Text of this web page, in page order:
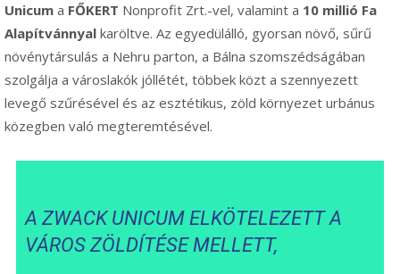
Unicum a FŐKERT Nonprofit Zrt.-vel, valamint a 10 millió Fa
Alapítvánnyal karöltve. Az egyedülálló, gyorsan növő, sűrű
növénytársulás a Nehru parton, a Bálna szomszédságában
szolgálja a városlakók jóllétét, többek közt a szennyezett
levegő szűrésével és az esztétikus, zöld környezet urbánus
közegben való megteremtésével.
A ZWACK UNICUM ELKÖTELEZETT A
VÁROS ZÖLDÍTÉSE MELLETT,